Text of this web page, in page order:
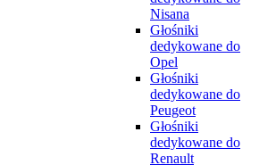
Nisana
Głośniki
dedykowane do
Opel
Głośniki
dedykowane do
Peugeot
Głośniki
dedykowane do
Renault